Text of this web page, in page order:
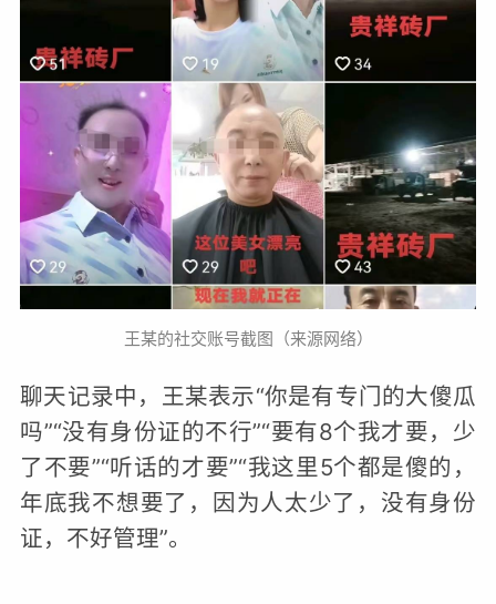
王某的社交账号截图（来源网络）
聊天记录中，王某表示“你是有专门的大傻瓜
吗”“没有身份证的不行”“要有8个我才要，少
了不要”“听话的才要”“我这里5个都是傻的，
年底我不想要了，因为人太少了，没有身份
证，不好管理”。